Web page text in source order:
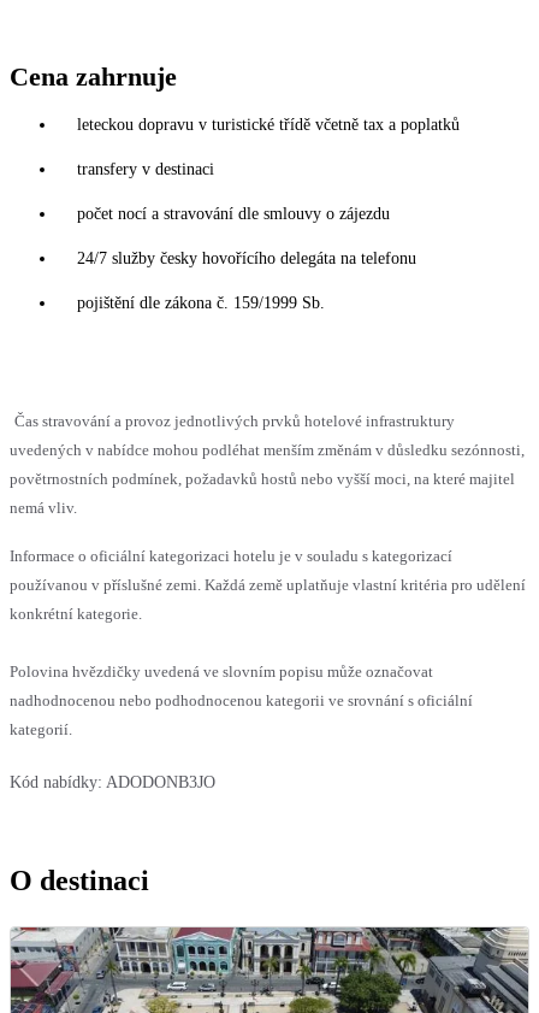
Cena zahrnuje
leteckou dopravu v turistické třídě včetně tax a poplatků
transfery v destinaci
počet nocí a stravování dle smlouvy o zájezdu
24/7 služby česky hovořícího delegáta na telefonu
pojištění dle zákona č. 159/1999 Sb.
Čas stravování a provoz jednotlivých prvků hotelové infrastruktury
uvedených v nabídce mohou podléhat menším změnám v důsledku sezónnosti,
povětrnostních podmínek, požadavků hostů nebo vyšší moci, na které majitel
nemá vliv.
Informace o oficiální kategorizaci hotelu je v souladu s kategorizací
používanou v příslušné zemi. Každá země uplatňuje vlastní kritéria pro udělení
konkrétní kategorie.
Polovina hvězdičky uvedená ve slovním popisu může označovat
nadhodnocenou nebo podhodnocenou kategorii ve srovnání s oficiální
kategorií.
Kód nabídky: ADODONB3JO
O destinaci